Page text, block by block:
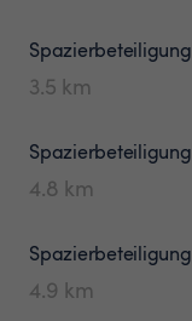
Spazierbeteiligung
3.5 km
Spazierbeteiligung
4.8 km
Spazierbeteiligung
4.9 km